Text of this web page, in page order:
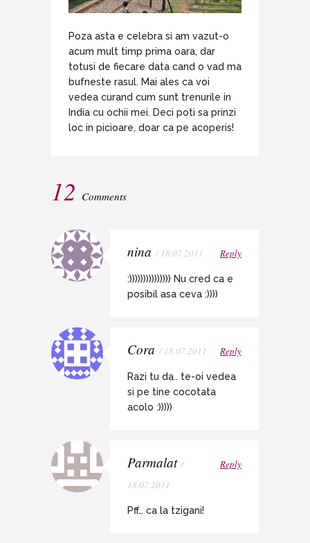
Poza asta e celebra si am vazut-o
acum mult timp prima oara, dar
totusi de fiecare data cand o vad ma
bufneste rasul. Mai ales ca voi
vedea curand cum sunt trenurile in
India cu ochii mei. Deci poti sa prinzi
loc in picioare, doar ca pe acoperis!
12 Comments
nina / 18.07.2011 Reply
:))))))))))))))) Nu cred ca e
posibil asa ceva :))))
Cora / 18.07.2011 Reply
Razi tu da.. te-oi vedea
si pe tine cocotata
acolo :)))))
Parmalat /
18.07.2011
Reply
Pff… ca la tzigani!